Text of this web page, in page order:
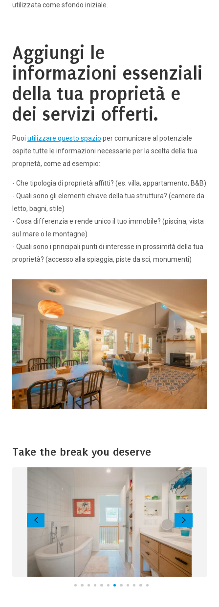
utilizzata come sfondo iniziale.
Aggiungi le
informazioni essenziali
della tua proprietà e
dei servizi offerti.
Puoi utilizzare questo spazio per comunicare al potenziale
ospite tutte le informazioni necessarie per la scelta della tua
proprietà, come ad esempio:
- Che tipologia di proprietà affitti? (es. villa, appartamento, B&B)
- Quali sono gli elementi chiave della tua struttura? (camere da
letto, bagni, stile)
- Cosa differenzia e rende unico il tuo immobile? (piscina, vista
sul mare o le montagne)
- Quali sono i principali punti di interesse in prossimità della tua
proprietà? (accesso alla spiaggia, piste da sci, monumenti)
Take the break you deserve